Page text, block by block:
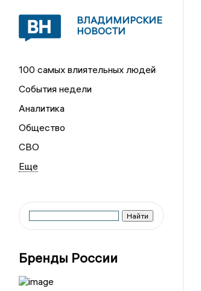
ВЛАДИМИРСКИЕ
НОВОСТИ
100 самых влиятельных людей
События недели
Аналитика
Общество
СВО
Бренды России